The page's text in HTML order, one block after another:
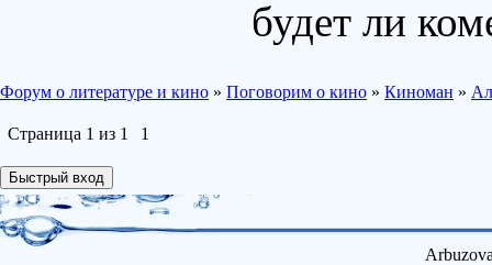
будет ли
Форум о литературе и кино » Поговорим о кино » Киноман »
Страница 1 из 1 1